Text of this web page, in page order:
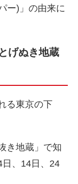
ー)」の由来に
げぬき地蔵
る東京の下
き地蔵」で知
日、14日、24